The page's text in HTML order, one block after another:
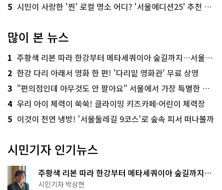
5 시민이 사랑한 '찐' 로컬 명소 어디? '서울에디션25' 추천 코스
많이 본 뉴스
1 주황색 리본 따라 한강부터 메타세쿼이아 숲길까지…서울둘레길 15코스
2 한강 다리 아래서 영화 한 편! '다리밑 영화관' 무료 상영
3 "편의점인데 아무것도 안 팔아요" 서울에서 가장 특별한 편의점의 정체
4 우리 아이 체력이 쑥쑥! 클라이밍 키즈카페·어린이 체력장
5 이것이 천연 냉방! '서울둘레길 9코스'로 숲속 피서 떠나볼까
시민기자 인기뉴스
주황색 리본 따라 한강부터 메타세쿼이아 숲길까지…
서울둘레길 15코스
시민기자 박상현